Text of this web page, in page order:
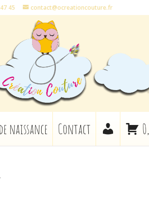
45 contact@ocreationcouture.fr
naissance Contact